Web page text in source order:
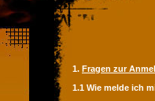
1. Fragen zur
1.1 Wie melde ich